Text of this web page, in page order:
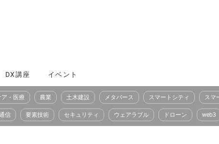
DX講座 イベント
・医療 農業 土木建設 メタバース スマートシティ スマ
信 要素技術 セキュリティ ウェアラブル ドローン web3